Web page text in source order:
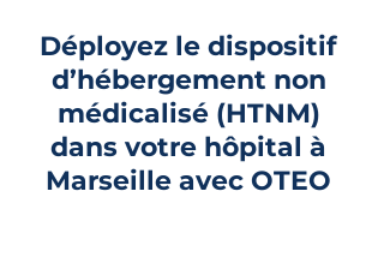
Déployez le dispositif
d’hébergement non
médicalisé (HTNM)
dans votre hôpital à
Marseille avec OTEO